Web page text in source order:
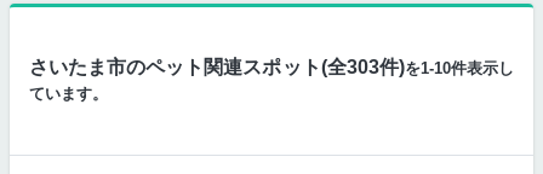
さいたま市のペット関連スポット(全303件)を1-10件表示し
ています。